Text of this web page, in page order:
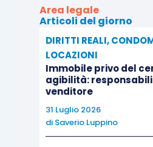
dalla compagnia
ottenere la condanna del
surrogatoria, ai sensi
Per quanto specificamente
responsabilità del
valere affinché risarcisse i
Area legale
Articoli del giorno
DIRITTI REALI,
LOCAZIONI
Immobile privo del
agibilità:
venditore
31 Luglio 2026
di Saverio Luppino